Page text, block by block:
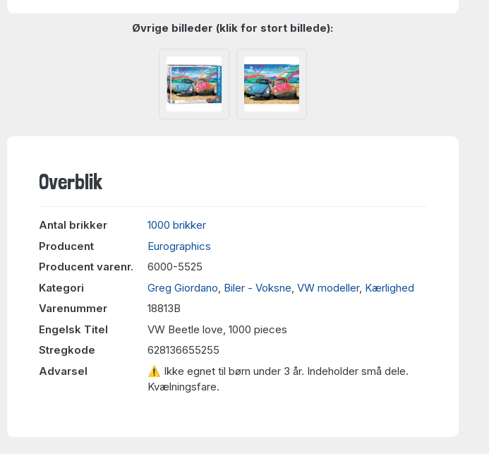
Øvrige billeder (klik for stort billede):
Overblik
Antal brikker
1000 brikker
Producent
Eurographics
Producent varenr.
6000-5525
Kategori
Greg Giordano Biler - Voksne VW modeller, Kærlighed
Varenummer
18813B
Engelsk Titel
VW Beetle love, 1000 pieces
Stregkode
628136655255
Advarsel
⚠ Ikke egnet til børn under 3 år. Indeholder små dele.
Kvælningsfare.